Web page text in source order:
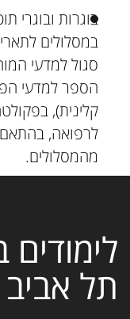
בוגרות ובוגרי
במסלולים
סגול למדעי
הספר למדעי
קלינית),
לרפואה,
מהמסלולים.
תל אביב